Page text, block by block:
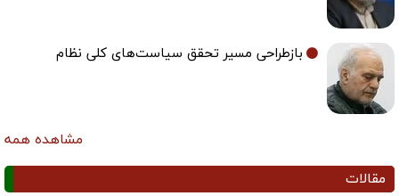
بازطراحی مسیر تحقق سیاست‌های کلی نظام
مشاهده همه
مقالات